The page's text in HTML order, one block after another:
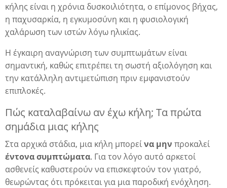
κήλης είναι η χρόνια δυσκοιλιότητα, ο επίμονος βήχας,
η παχυσαρκία, η εγκυμοσύνη και η φυσιολογική
χαλάρωση των ιστών λόγω ηλικίας.
Η έγκαιρη αναγνώριση των συμπτωμάτων είναι
σημαντική, καθώς επιτρέπει τη σωστή αξιολόγηση και
την κατάλληλη αντιμετώπιση πριν εμφανιστούν
επιπλοκές.
Πώς καταλαβαίνω αν έχω κήλη; Tα πρώτα
σημάδια μιας κήλης
Στα αρχικά στάδια, μια κήλη μπορείνα μην προκαλεί
έντονα συμπτώματα. Για τον λόγο αυτό αρκετοί
ασθενείς καθυστερούν να επισκεφτούν τον γιατρό,
θεωρώντας ότι πρόκειται για μια παροδική ενόχληση.